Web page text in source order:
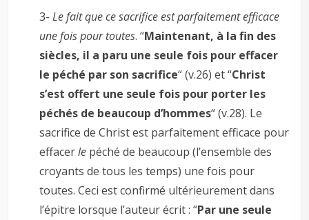
3-Le fait que ce sacrifice est parfaitement efficace
une fois pour toutes. “Maintenant, à la fin des
siècles, il a paru une seule fois pour effacer
le péché par son sacrifice“ (v.26) et “Christ
s’est offert une seule fois pour porter les
péchés de beaucoup d’hommes“ (v.28). Le
sacrifice de Christ est parfaitement efficace pour
effacerle péché de beaucoup (l’ensemble des
croyants de tous les temps) une fois pour
toutes. Ceci est confirmé ultérieurement dans
l’épitre lorsque l’auteur écrit : “Par une seule